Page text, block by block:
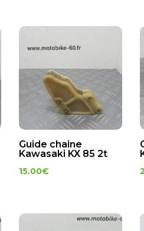
Guide chaine
Kawasaki KX 85 2t
15.00€